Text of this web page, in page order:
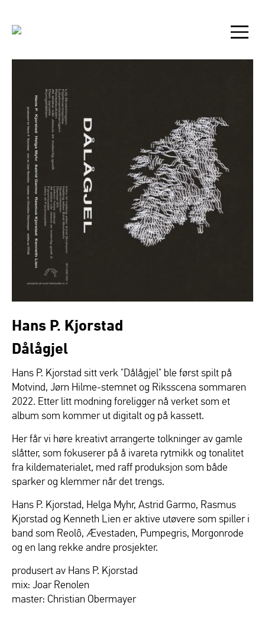
Hans P. Kjorstad
Dålågjel
Hans P. Kjorstad sitt verk "Dålågjel" ble først spilt på
Motvind, Jørn Hilme-stemnet og Riksscena sommaren
2022. Etter litt modning foreligger nå verket som et
album som kommer ut digitalt og på kassett.
Her får vi høre kreativt arrangerte tolkninger av gamle
slåtter, som fokuserer på å ivareta rytmikk og tonalitet
fra kildematerialet, med raff produksjon som både
sparker og klemmer når det trengs.
Hans P. Kjorstad, Helga Myhr, Astrid Garmo, Rasmus
Kjorstad og Kenneth Lien er aktive utøvere som spiller i
band som Reolô, Ævestaden, Pumpegris, Morgonrode
og en lang rekke andre prosjekter.
produsert av Hans P. Kjorstad
mix: Joar Renolen
master: Christian Obermayer